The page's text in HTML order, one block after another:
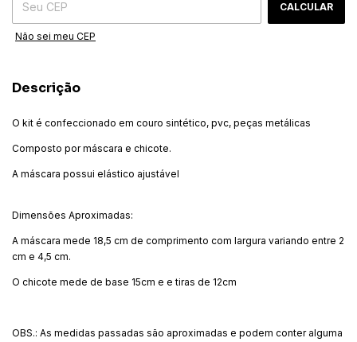
CALCULAR
Não sei meu CEP
Descrição
O kit é confeccionado em couro sintético, pvc, peças metálicas
Composto por máscara e chicote.
A máscara possui elástico ajustável
Dimensões Aproximadas:
A máscara mede 18,5 cm de comprimento com largura variando entre 2
cm e 4,5 cm.
O chicote mede de base 15cm e e tiras de 12cm
OBS.: As medidas passadas são aproximadas e podem conter alguma